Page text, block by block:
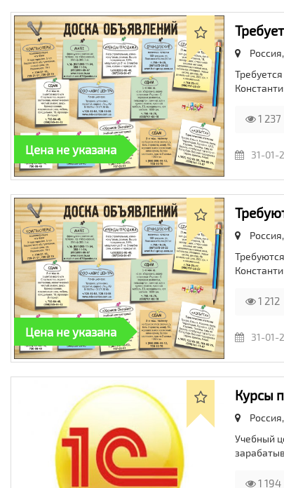
Цена не указана
1 237
31-01-
Цена не указана
1 212
31-01-
Курсы
Учебный
1 194